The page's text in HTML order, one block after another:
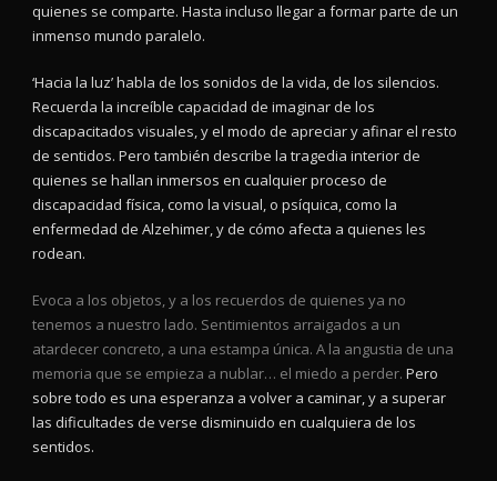
quienes se comparte. Hasta incluso llegar a formar parte de un
inmenso mundo paralelo.
‘Hacia la luz’ habla de los sonidos de la vida, de los silencios.
Recuerda la increíble capacidad de imaginar de los
discapacitados visuales, y el modo de apreciar y afinar el resto
de sentidos. Pero también describe la tragedia interior de
quienes se hallan inmersos en cualquier proceso de
discapacidad física, como la visual, o psíquica, como la
enfermedad de Alzehimer, y de cómo afecta a quienes les
rodean.
Evoca a los objetos, y a los recuerdos de quienes ya no
tenemos a nuestro lado. Sentimientos arraigados a un
atardecer concreto, a una estampa única. A la angustia de una
memoria que se empieza a nublar… el miedo a perder. Pero
sobre todo es una esperanza a volver a caminar, y a superar
las dificultades de verse disminuido en cualquiera de los
sentidos.